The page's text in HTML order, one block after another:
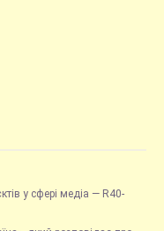
у сфері медіа — R40-